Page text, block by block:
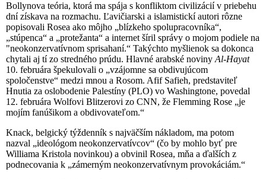
Bollynova teória, ktorá ma spája s konfliktom civilizácií v priebehu
dní získava na rozmachu. Ľavičiarski a islamistickí autori rôzne
popisovali Rosea ako môjho „blízkeho spolupracovníka“,
„stúpenca“ a „protežanta“ a internet šíril správy o mojom podiele na
"neokonzervatívnom sprisahaní.“ Takýchto myšlienok sa dokonca
chytali aj tí zo stredného prúdu. Hlavné arabské noviny Al-Hayat
10. februára špekulovali o „vzájomne sa obdivujúcom
spoločenstve“ medzi mnou a Rosom. Afif Safieh, predstaviteľ
Hnutia za oslobodenie Palestíny (PLO) vo Washingtone, povedal
12. februára Wolfovi Blitzerovi zo CNN, že Flemming Rose „je
mojím fanúšikom a obdivovateľom.“
Knack, belgický týždenník s najväčším nákladom, ma potom
nazval „ideológom neokonzervatívcov“ (čo by mohlo byť pre
Williama Kristola novinkou) a obvinil Rosea, mňa a ďalších z
podnecovania k „zámerným neokonzervatívnym provokáciám.“